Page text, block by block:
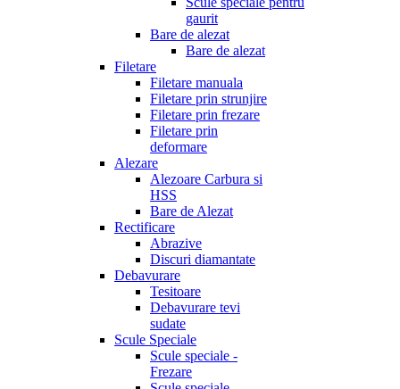
gaurit
Bare de alezat
Bare de alezat
Filetare
Filetare manuala
Filetare prin strunjire
Filetare prin frezare
Filetare prin
deformare
Alezare
Alezoare Carbura si
HSS
Bare de Alezat
Rectificare
Abrazive
Discuri diamantate
Debavurare
Tesitoare
Debavurare tevi
sudate
Scule Speciale
Scule speciale -
Frezare